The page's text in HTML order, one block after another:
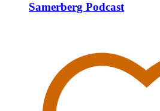
Samerberg Podcast